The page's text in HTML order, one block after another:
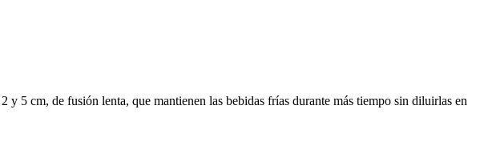
y 5 cm, de fusión lenta, que mantienen las bebidas frías durante más tiempo sin diluirlas en